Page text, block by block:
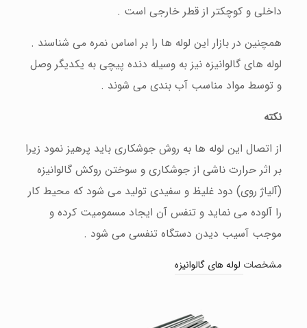
داخلی و کوچکتر از قطر خارجی است .
همچنین در بازار این لوله ها را بر اساس نمره می شناسند .
لوله های گالوانیزه نیز به وسیله دنده پیچی به یکدیگر وصل
و توسط مواد مناسب آب بندی می شوند .
نکته
از اتصال این لوله ها به روش جوشکاری باید پرهیز نمود زیرا
بر اثر حرارت ناشی از جوشکاری و سوختن روکش گالوانیزه
(آلیاژ روی) دود غلیظ و سفیدی تولید می شود که محیط کار
را آلوده می نماید و تنفس آن ایجاد مسمومیت کرده و
موجب آسیب دیدن دستگاه تنفسی می شود .
مشخصات لوله های گالوانیزه